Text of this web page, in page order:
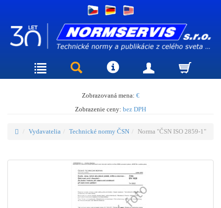
Zobrazovaná mena: €
Zobrazenie ceny: bez DPH
Vydavatelia Technické normy ČSN Norma "ČSN ISO 2859-1"